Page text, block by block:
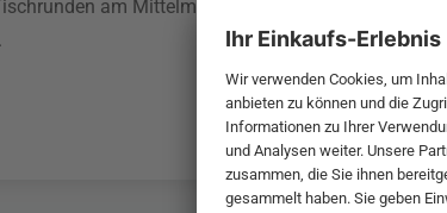
am Mittelmeer setzen die